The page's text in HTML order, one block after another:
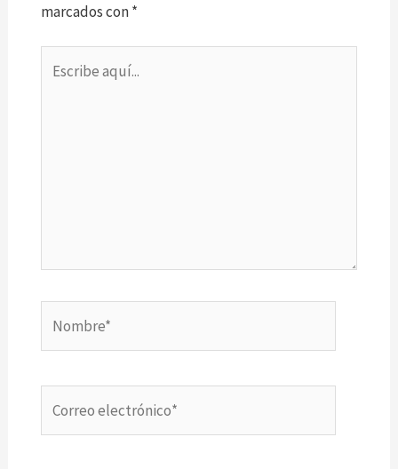
marcados con*
aquí...
electrónico*